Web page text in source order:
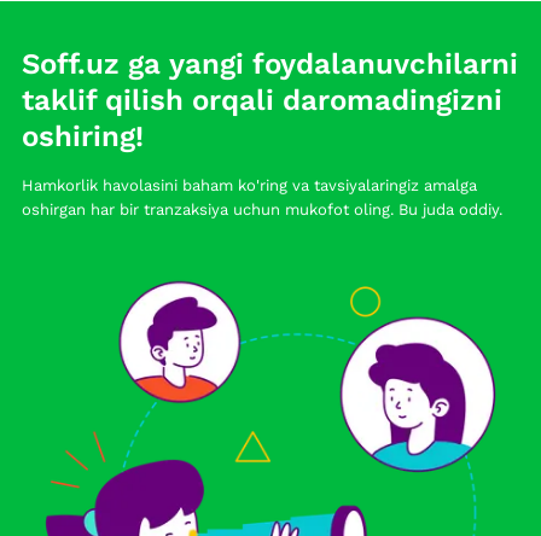
Soff.uz ga yangi foydalanuvchilarni
taklif qilish orqali daromadingizni
oshiring!
Hamkorlik havolasini baham ko'ring va tavsiyalaringiz amalga
oshirgan har bir tranzaksiya uchun mukofot oling. Bu juda oddiy.